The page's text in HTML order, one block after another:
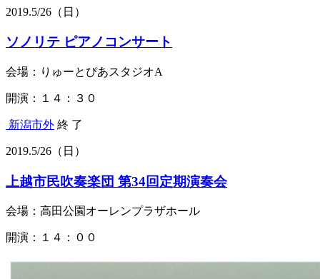
2019.5/26 （日）
ソノリテ ピアノコンサート
会場：りゅーとぴあスタジオA
開演：１４：３０
新潟市外 終 了
2019.5/26 （日）
上越市民吹奏楽団 第34回定期演奏会
会場：高田公園オーレンプラザホール
開演：１４：００